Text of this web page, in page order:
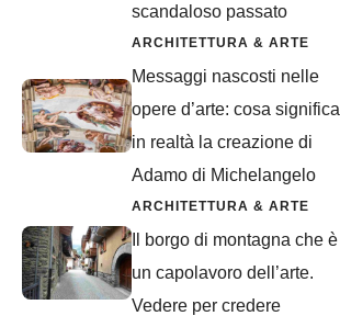
scandaloso passato
ARCHITETTURA & ARTE
Messaggi nascosti nelle
opere d’arte: cosa significa
in realtà la creazione di
Adamo di Michelangelo
ARCHITETTURA & ARTE
Il borgo di montagna che è
un capolavoro dell’arte.
Vedere per credere